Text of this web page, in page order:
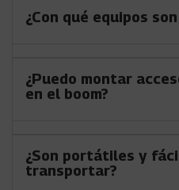
¿Con qué equipos
¿Puedo montar
en el boom?
¿Son portátiles y
transportar?